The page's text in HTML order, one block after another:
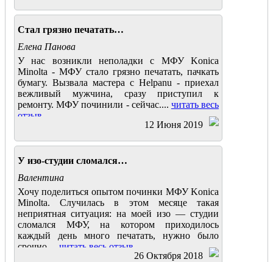
Стал грязно печатать…
Елена Панова
У нас возникли неполадки с МФУ Konica
Minolta - МФУ стало грязно печатать, пачкать
бумагу. Вызвала мастера с Helpanu - приехал
вежливый мужчина, сразу приступил к
ремонту. МФУ починили - сейчас.... читать весь
отзыв
12 Июня 2019
У изо-студии сломался…
Валентина
Хочу поделиться опытом починки МФУ Konica
Minolta. Случилась в этом месяце такая
неприятная ситуация: на моей изо — студии
сломался МФУ, на котором приходилось
каждый день много печатать, нужно было
срочно.... читать весь отзыв
26 Октября 2018